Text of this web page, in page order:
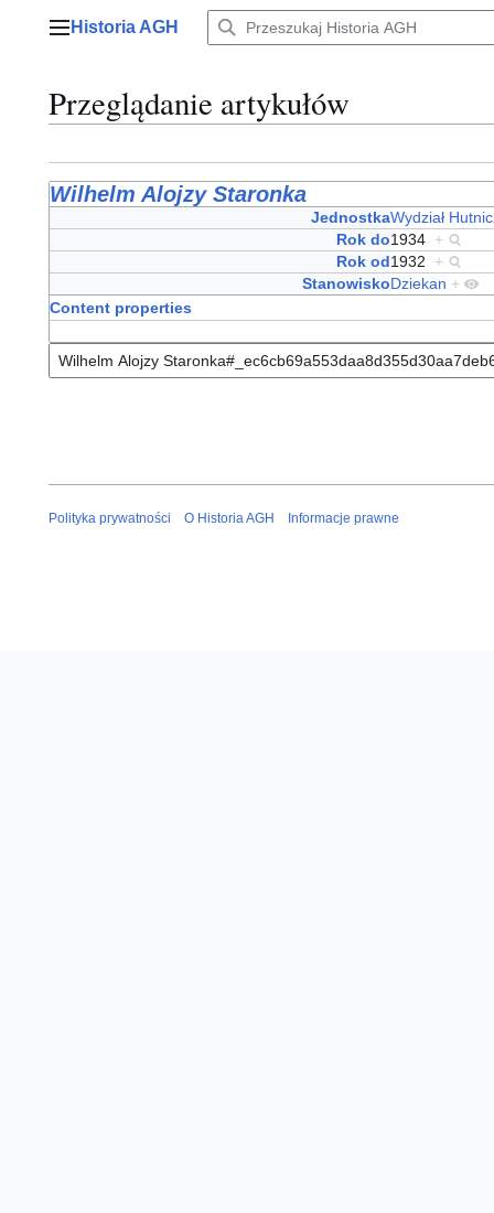
Menu główne
Historia AGH
Przeglądanie artykułów
Wilhelm Alojzy Staronka
JednostkaWydział
Rok do1934 +
Rok od1932
+
StanowiskoDziekan +
Content properties
Polityka prywatności O Historia AGH Informacje prawne